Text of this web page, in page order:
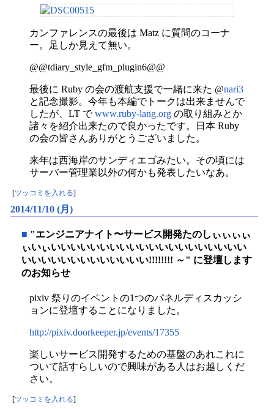
カンファレンスの最後は Matz に質問のコーナ
ー。足しか見えて無い。
@@tdiary_style_gfm_plugin6@@
最後に Ruby の会の渡航支援で一緒に来た @nari3
と記念撮影。今年も本編でトークは出来ませんで
したが、LT でwww.ruby-lang.org の取り組みとか
諸々を紹介出来たので良かったです。日本 Ruby
の会の皆さんありがとうございました。
来年は西海岸のサンディエゴみたい。その頃には
サーバー管理業以外の何かも発表したいなあ。
ツッコミを入れる
2014/11/10 (月)
■ "エンジニアナイト〜サービス開発たのしぃぃぃぃ
ぃいぃいいいいいいいいいいいいいいいいいいいい
いいいいいいいいいいいいい!!!!!!!! ～" に登壇します
のお知らせ
pixiv 祭りのイベントの1つのパネルディスカッシ
ョンに登壇することになりました。
http://pixiv.doorkeeper.jp/events/17355
楽しいサービス開発するための基盤のあれこれに
ついて話すらしいので興味がある人はお越しくだ
さい。
[ツッコミを入れる]